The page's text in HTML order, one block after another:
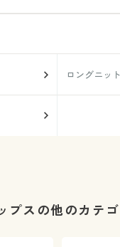
ロングニッ
プスの他のカテゴ